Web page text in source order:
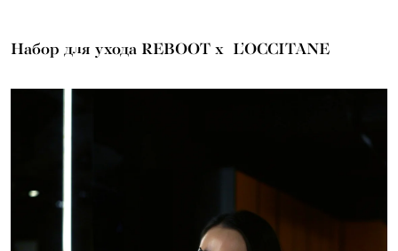
Набор для ухода REBOOT х L’OCCITANE